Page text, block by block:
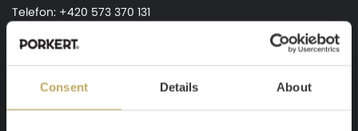
Consent Details About
Telefon: +420 573 370 131
FAX: +420 573 380 438